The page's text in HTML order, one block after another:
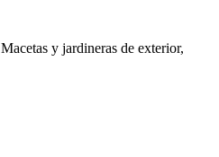
Macetas y jardineras de exterior,